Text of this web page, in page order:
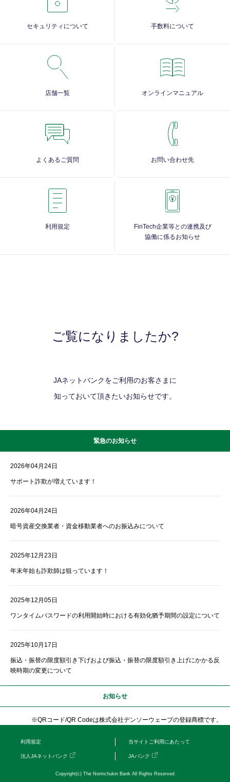
セキュリティについて 手数料について
店舗一覧 オンラインマニュアル
よくあるご質問 お問い合わせ先
利用規定
FinTech企業等との連携及び
協働に係るお知らせ
ご覧になりましたか?
JAネットバンクをご利用のお客さまに
知っておいて頂きたいお知らせです。
緊急のお知らせ
2026年04月24日
サポート詐欺が増えています！
2026年04月24日
暗号資産交換業者・資金移動業者へのお振込みについて
2025年12月23日
年末年始も詐欺師は狙っています！
2025年12月05日
ワンタイムパスワードの利用開始時における有効化猶予期間の設定について
2025年10月17日
振込・振替の限度額引き下げおよび振込・振替の限度額引き上げにかかる反
映時期の変更について
お知らせ
※QRコード/QR Codeは株式会社デンソーウェーブの登録商標です。
利用規定 当サイトご利用にあたって
法人JAネットバンク JAバンク
Copyright(c) The Norinchukin Bank All Rights Reserved